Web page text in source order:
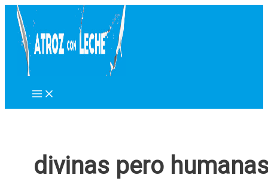
contenido
divinas pero